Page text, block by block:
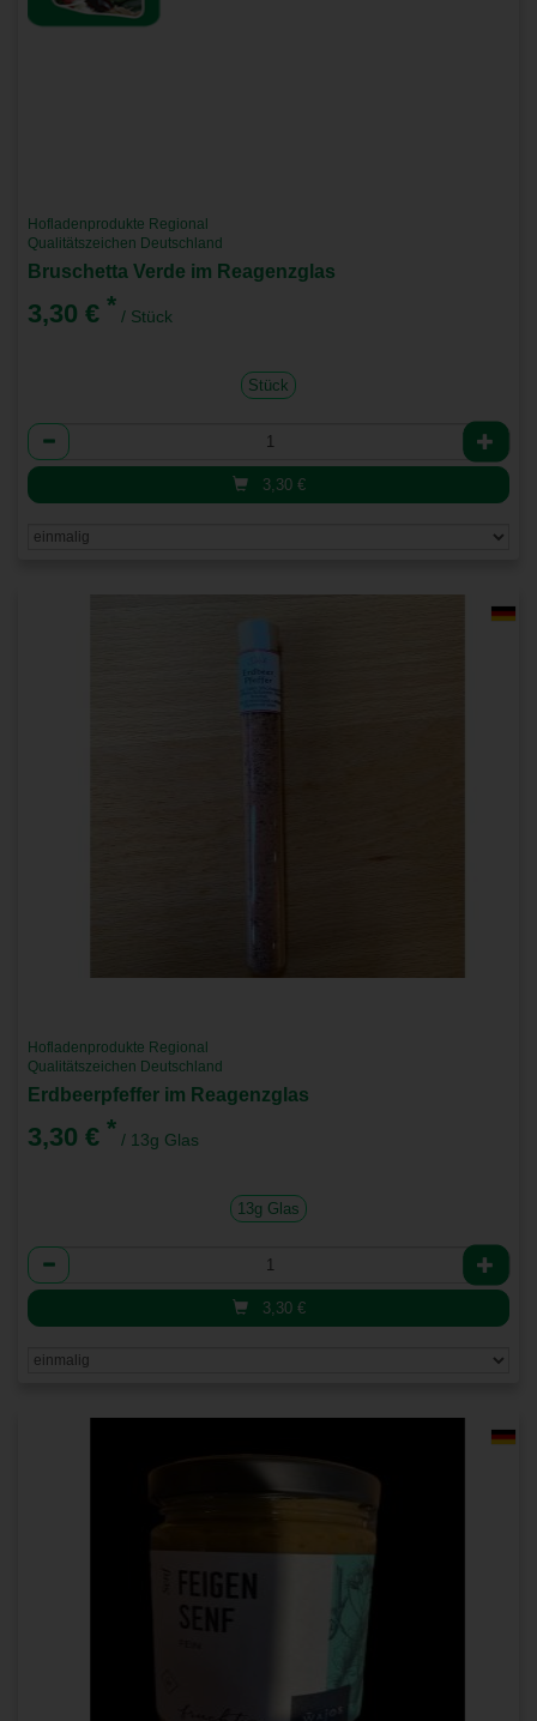
Hofladenprodukte Regional
Qualitätszeichen Deutschland
Bruschetta Verde im Reagenzglas
3,30 € * / Stück
Stück
Anzahl
3,30 €
Hofladenprodukte Regional
Qualitätszeichen Deutschland
Erdbeerpfeffer im Reagenzglas
3,30 € * / 13g Glas
13g Glas
Anzahl
3,30 €